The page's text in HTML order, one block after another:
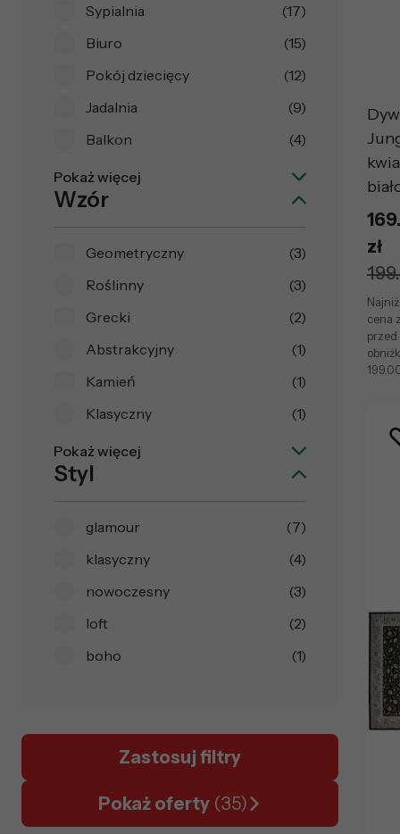
Sypialnia
(17)
Biuro
(15)
Pokój dziecięcy
(12)
Jadalnia
(9)
Balkon
(4)
Pokaż więcej
Wzór
Geometryczny
(3)
Roślinny
(3)
Grecki
(2)
Abstrakcyjny
(1)
Kamień
(1)
Klasyczny
(1)
Pokaż więcej
Styl
glamour
(7)
klasyczny
(4)
nowoczesny
(3)
loft
(2)
boho
(1)
Zastosuj filtry
Pokaż oferty (35)
zł
cena
przed